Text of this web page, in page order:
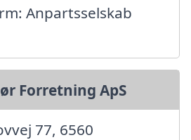
Anpartsselskab
Forretning ApS
77, 6560